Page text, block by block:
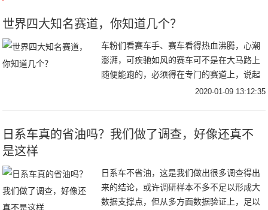
世界四大知名赛道，你知道几个？
车粉们看赛车手、赛车看得热血沸腾，心潮
澎湃，可疾驰如风的赛车可不是在大马路上
随便能跑的，必须得在专门的赛道上，说起
赛道，车粉们知道几条世界知名赛道呢？前
2020-01-09 13:12:35
日系车真的省油吗？我们做了调查，好像还真不
是这样
日系车不省油，这是我们做出很多调查得出
来的结论，或许调研样本不多不足以形成大
数据支撑点，但从多方面数据验证上，足以